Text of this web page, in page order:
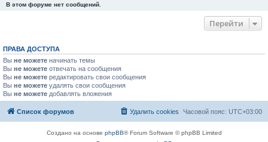
В этом форуме нет сообщений.
Перейти
ПРАВА ДОСТУПА
Вы не можете начинать темы
Вы не можете отвечать на сообщения
Вы не можете редактировать свои сообщения
Вы не можете удалять свои сообщения
Вы не можете добавлять вложения
Список форумов Часовой пояс: UTC+03:00
Удалить cookies
Создано на основе phpBB® Forum Software © phpBB Limited